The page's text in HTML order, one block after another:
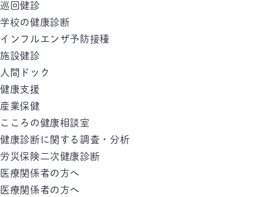
巡回健診
学校の健康診断
インフルエンザ予防接種
施設健診
人間ドック
健康支援
産業保健
こころの健康相談室
健康診断に関する調査・分析
労災保険二次健康診断
医療関係者の方へ
医療関係者の方へ